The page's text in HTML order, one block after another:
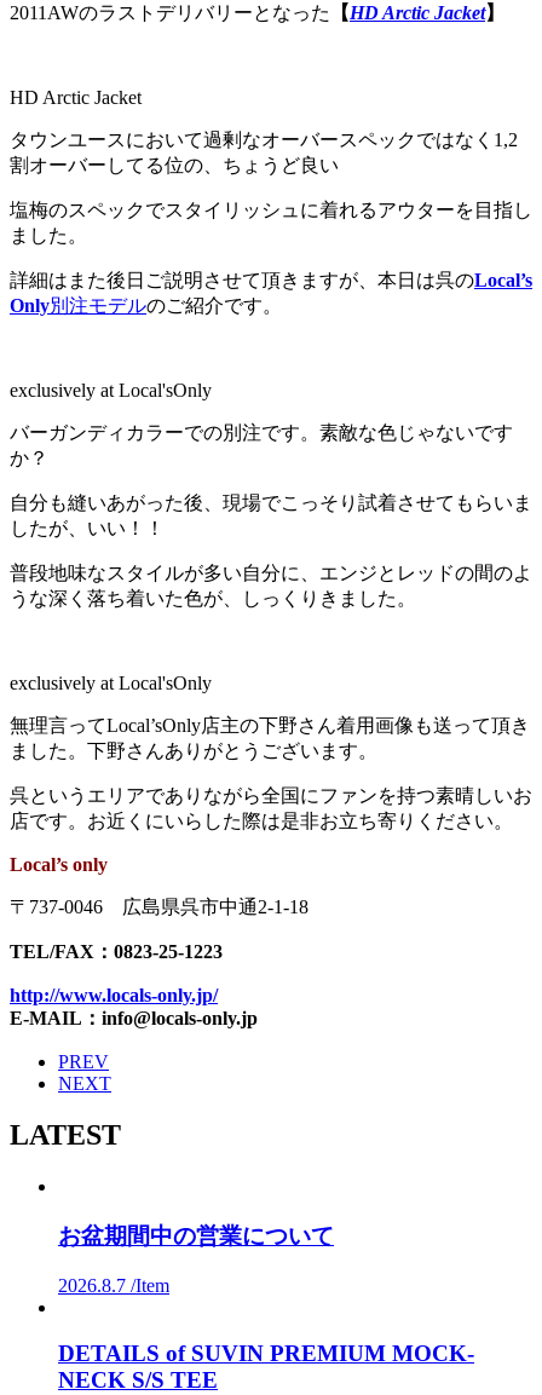
2011AWのラストデリバリーとなった 【HD Arctic Jacket】
HD Arctic Jacket
タウンユースにおいて過剰なオーバースペックではなく1,2
割オーバーしてる位の、ちょうど良い
塩梅のスペックでスタイリッシュに着れるアウターを目指し
ました。
詳細はまた後日ご説明させて頂きますが、本日は呉のLocal’s
Only別注モデルのご紹介です。
exclusively at Local'sOnly
バーガンディカラーでの別注です。素敵な色じゃないです
か？
自分も縫いあがった後、現場でこっそり試着させてもらいま
したが、いい！！
普段地味なスタイルが多い自分に、エンジとレッドの間のよ
うな深く落ち着いた色が、しっくりきました。
exclusively at Local'sOnly
無理言ってLocal’sOnly店主の下野さん着用画像も送って頂き
ました。下野さんありがとうございます。
呉というエリアでありながら全国にファンを持つ素晴しいお
店です。お近くにいらした際は是非お立ち寄りください。
Local’s only
〒737-0046 広島県呉市中通2-1-18
TEL/FAX：0823-25-1223
http://www.locals-only.jp/
E-MAIL：info@locals-only.jp
PREV
NEXT
LATEST
お盆期間中の営業について
2026.8.7 /Item
DETAILS of SUVIN PREMIUM MOCK-
NECK S/S TEE